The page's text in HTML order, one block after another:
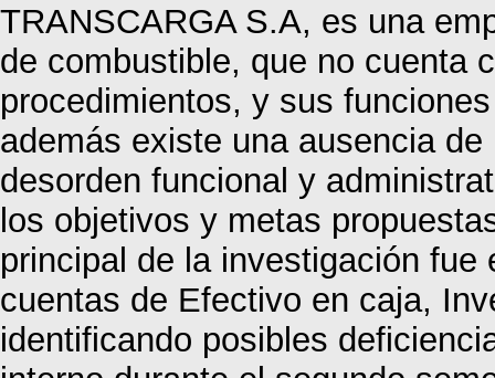
TRANSCARGA S.A, es una
de combustible, que no cuenta
procedimientos, y sus
además existe una ausencia
desorden funcional y
los objetivos y metas
principal de la investigación
cuentas de Efectivo en caja,
identificando posibles